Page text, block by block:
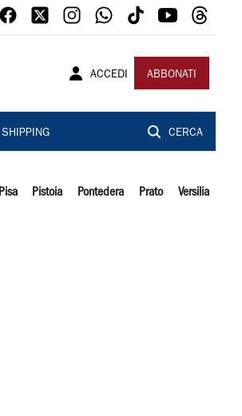
ACCEDI ABBONATI
SHIPPING CERCA
Pisa Pistoia Pontedera Prato Versilia